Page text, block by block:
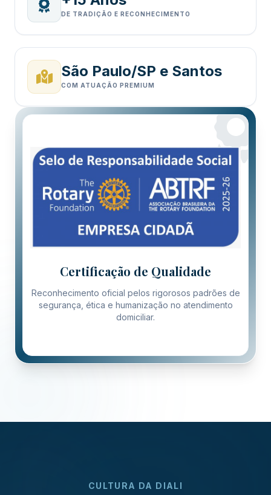
DE TRADIÇÃO E RECONHECIMENTO
São Paulo/SP e Santos
COM ATUAÇÃO PREMIUM
Certificação de Qualidade
Reconhecimento oficial pelos rigorosos padrões de
segurança, ética e humanização no atendimento
domiciliar.
CULTURA DA DIALI